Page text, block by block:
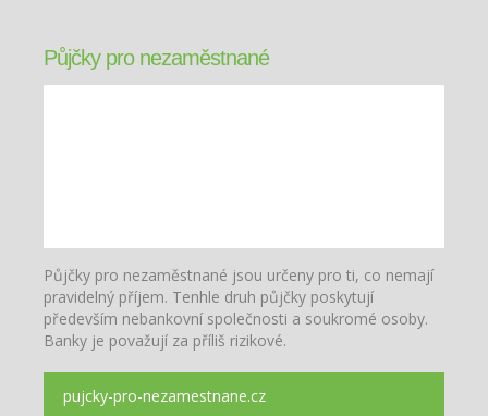
Půjčky pro nezaměstnané
Půjčky pro nezaměstnané jsou určeny pro ti, co nemají
pravidelný příjem. Tenhle druh půjčky poskytují
především nebankovní společnosti a soukromé osoby.
Banky je považují za příliš rizikové.
pujcky-pro-nezamestnane.cz